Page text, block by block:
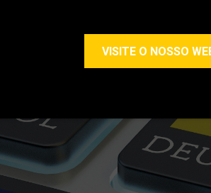
VISITE O NOSSO